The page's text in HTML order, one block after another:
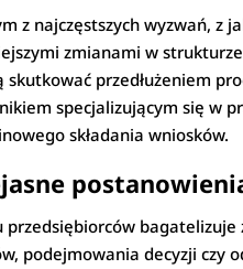
z najczęstszych wyzwań, z
zmianami w
skutkować przedłużeniem
specjalizującym się w
składania wniosków.
przedsiębiorców
podejmowania decyzji czy